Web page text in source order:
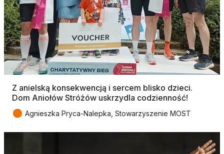
Z anielską konsekwencją i sercem blisko dzieci.
Dom Aniołów Stróżów uskrzydla codzienność!
● Agnieszka Pryca-Nalepka, Stowarzyszenie MOST